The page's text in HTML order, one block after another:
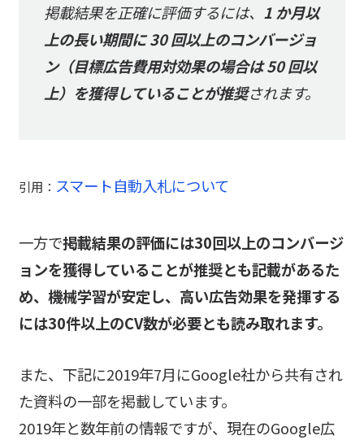
掲載結果を正確に評価するには、 1 か月以
上の長い期間に 30 回以上のコンバージョ
ン（目標広告費用対効果の場合は 50 回以
上）を獲得していることが推奨されます。
引用： スマート自動入札について
一方で掲載結果の評価には30回以上のコンバージ
ョンを獲得していることが推奨とも記載があるた
め、機械学習が安定し、高い広告効果を発揮する
には30件以上のCV数が必要とも読み取れます。
また、下記に2019年7月にGoogle社から共有され
た資料の一部を掲載しています。
2019年と数年前の情報ですが、現在のGoogle広